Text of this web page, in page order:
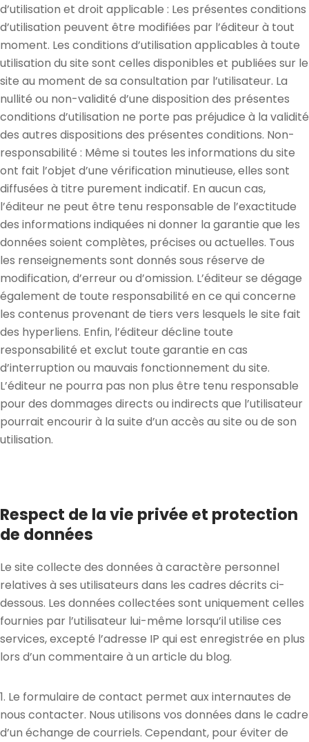
d’utilisation et droit applicable : Les présentes conditions
d’utilisation peuvent être modifiées par l’éditeur à tout
moment. Les conditions d’utilisation applicables à toute
utilisation du site sont celles disponibles et publiées sur le
site au moment de sa consultation par l’utilisateur. La
nullité ou non-validité d’une disposition des présentes
conditions d’utilisation ne porte pas préjudice à la validité
des autres dispositions des présentes conditions. Non-
responsabilité : Même si toutes les informations du site
ont fait l’objet d’une vérification minutieuse, elles sont
diffusées à titre purement indicatif. En aucun cas,
l’éditeur ne peut être tenu responsable de l’exactitude
des informations indiquées ni donner la garantie que les
données soient complètes, précises ou actuelles. Tous
les renseignements sont donnés sous réserve de
modification, d’erreur ou d’omission. L’éditeur se dégage
également de toute responsabilité en ce qui concerne
les contenus provenant de tiers vers lesquels le site fait
des hyperliens. Enfin, l’éditeur décline toute
responsabilité et exclut toute garantie en cas
d’interruption ou mauvais fonctionnement du site.
L’éditeur ne pourra pas non plus être tenu responsable
pour des dommages directs ou indirects que l’utilisateur
pourrait encourir à la suite d’un accès au site ou de son
utilisation.
Respect de la vie privée et protection
de données
Le site collecte des données à caractère personnel
relatives à ses utilisateurs dans les cadres décrits ci-
dessous. Les données collectées sont uniquement celles
fournies par l’utilisateur lui-même lorsqu’il utilise ces
services, excepté l’adresse IP qui est enregistrée en plus
lors d’un commentaire à un article du blog.
1. Le formulaire de contact permet aux internautes de
nous contacter. Nous utilisons vos données dans le cadre
d’un échange de courriels. Cependant, pour éviter de